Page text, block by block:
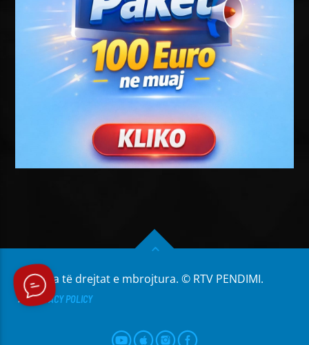
Të gjitha të drejtat e mbrojtura. © RTV PENDIMI.
PRIVACY POLICY